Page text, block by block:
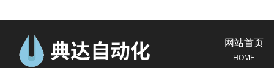
网站首页
HOME